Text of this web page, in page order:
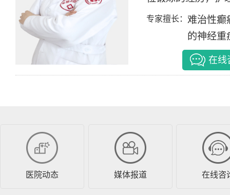
专家擅长： 难治性癫
的神经重
在线
医院动态 媒体报道 在线咨